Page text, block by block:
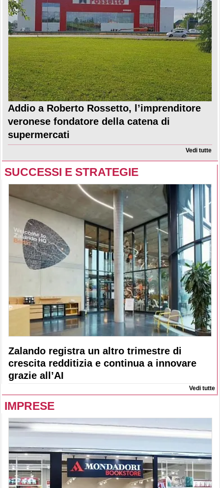
Addio a Roberto Rossetto, l’imprenditore
veronese fondatore della catena di
supermercati
Vedi tutte
SUCCESSI E STRATEGIE
Zalando registra un altro trimestre di
crescita redditizia e continua a innovare
grazie all’AI
Vedi tutte
IMPRESE